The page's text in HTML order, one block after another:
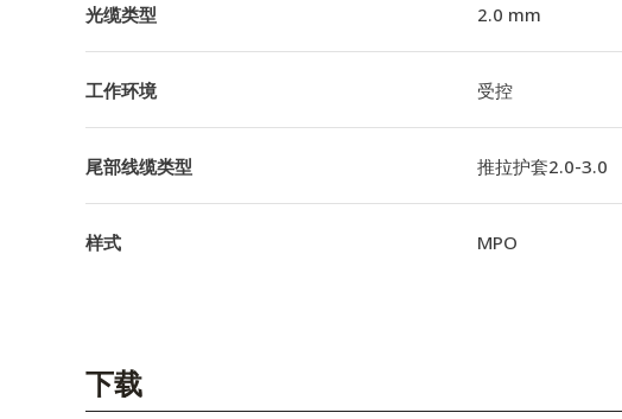
光缆类型 2.0 mm
工作环境 受控
尾部线缆类型 推拉护套2.0-3.0
样式 MPO
下载